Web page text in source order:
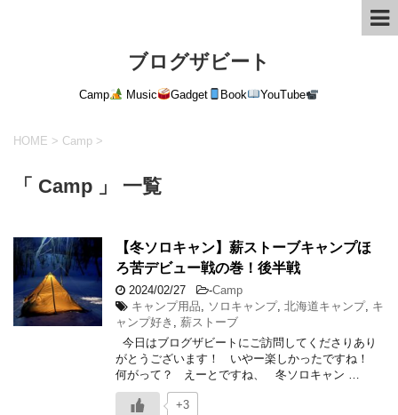
ブログザビート
Camp Music Gadget Book YouTube
HOME > Camp >
「 Camp 」 一覧
【冬ソロキャン】薪ストーブキャンプほ
ろ苦デビュー戦の巻！後半戦
2024/02/27 -Camp
キャンプ用品
ソロキャンプ, 北海道キャンプ, キ
ャンプ好き
薪ストーブ
今日はブログザビートにご訪問してくださりあり
がとうございます！ いやー楽しかったですね！
何がって？ えーとですね、 冬ソロキャン …
+3